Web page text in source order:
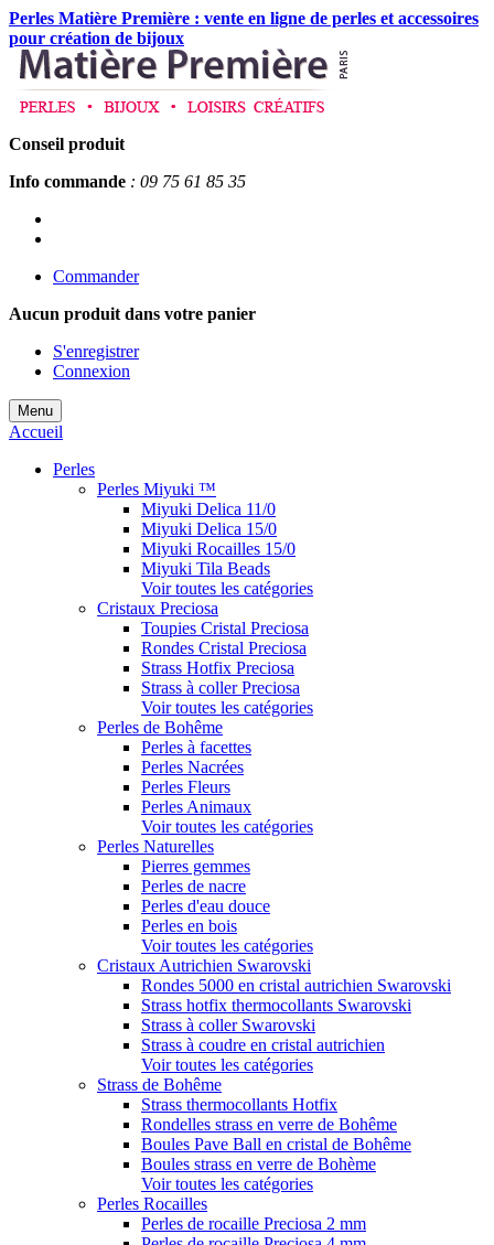
Perles Matière Première : vente en ligne de perles et accessoires
pour création de bijoux
Conseil produit
Info commande : 09 75 61 85 35
Commander
Aucun produit dans votre panier
S'enregistrer
Connexion
Menu
Accueil
Perles
Perles Miyuki ™
Miyuki Delica 11/0
Miyuki Delica 15/0
Miyuki Rocailles 15/0
Miyuki Tila Beads
Voir toutes les catégories
Cristaux Preciosa
Toupies Cristal Preciosa
Rondes Cristal Preciosa
Strass Hotfix Preciosa
Strass à coller Preciosa
Voir toutes les catégories
Perles de Bohême
Perles à facettes
Perles Nacrées
Perles Fleurs
Perles Animaux
Voir toutes les catégories
Perles Naturelles
Pierres gemmes
Perles de nacre
Perles d'eau douce
Perles en bois
Voir toutes les catégories
Cristaux Autrichien Swarovski
Rondes 5000 en cristal autrichien Swarovski
Strass hotfix thermocollants Swarovski
Strass à coller Swarovski
Strass à coudre en cristal autrichien
Voir toutes les catégories
Strass de Bohême
Strass thermocollants Hotfix
Rondelles strass en verre de Bohême
Boules Pave Ball en cristal de Bohême
Boules strass en verre de Bohème
Voir toutes les catégories
Perles Rocailles
Perles de rocaille Preciosa 2 mm